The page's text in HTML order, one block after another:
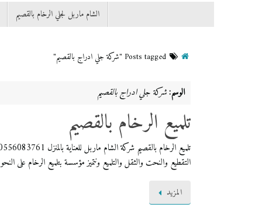
الشام ماربل لجلي الرخام بالقصيم
Posts tagged "شركة جلي ادراج بالقصيم"
الوسم:شركة جلي ادراج بالقصيم
تلميع الرخام بالقصيم
التقطيع والنحت والثقل والتلميع ونتميز مؤسسة بتلميع الرخام على
المزيد